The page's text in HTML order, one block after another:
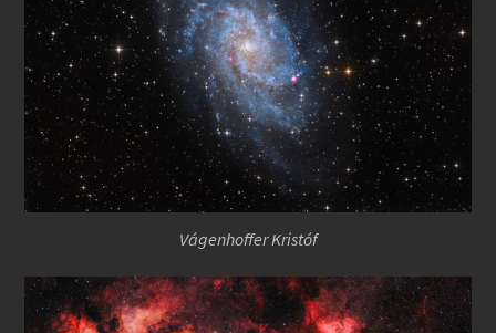
Vágenhoffer Kristóf